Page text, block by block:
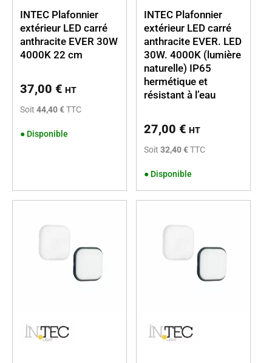
INTEC Plafonnier
extérieur LED carré
anthracite EVER 30W
4000K 22 cm
37,00 € HT
Soit 44,40 €TTC
● Disponible
INTEC Plafonnier
extérieur LED carré
anthracite EVER. LED
30W. 4000K (lumière
naturelle) IP65
hermétique et
résistant à l’eau
27,00 € HT
Soit 32,40 €TTC
● Disponible